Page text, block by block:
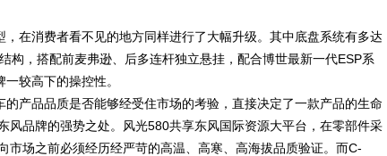
，在消费者看不见的地方同样进行了大幅升级。其中底盘系统有多达
构，搭配前麦弗逊、后多连杆独立悬挂，配合博世最新一代ESP系
较高下的操控性。
产品品质是否能够经受住市场的考验，直接决定了一款产品的生命
风品牌的强势之处。风光580共享东风国际资源大平台，在零部件采
市场之前必须经历经严苛的高温、高寒、高海拔品质验证。而C-